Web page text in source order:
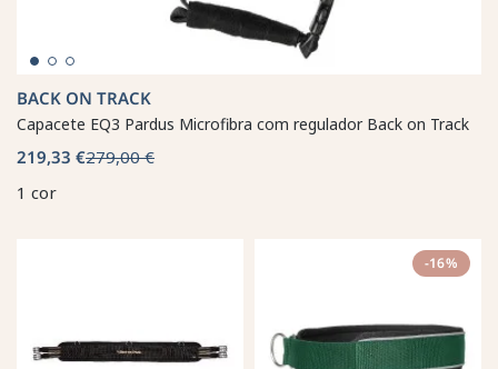
BACK ON TRACK
Capacete EQ3 Pardus Microfibra com regulador Back on Track
219,33 €279,00 €
1 cor
-16%